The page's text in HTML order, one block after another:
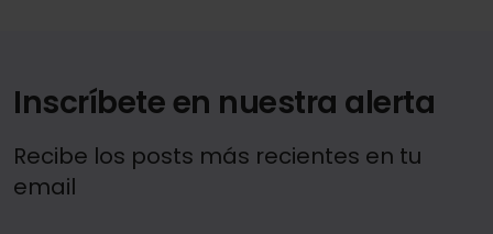
Inscríbete en nuestra alerta
Recibe los posts más recientes en tu
email